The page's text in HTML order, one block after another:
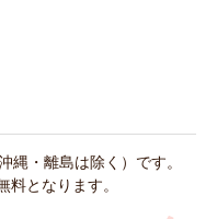
縄・離島は除く）です。
となります。